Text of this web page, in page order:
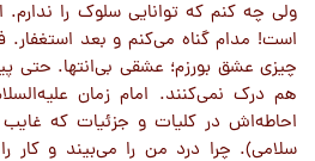
ولی چه کنم که توانایی سلوک را
است! مدام گناه می‌کنم و بعد استغفار.
چیزی عشق بورزم؛ عشقی بی‌انتها. حتی
هم درک نمی‌کنند. امام زمان
احاطه‌اش در کلیات و جزئیات که
سلامی). چرا درد من را می‌بیند و کار